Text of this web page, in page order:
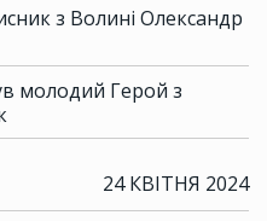
з Волині Олександр
молодий Герой з
24 КВІТНЯ 2024